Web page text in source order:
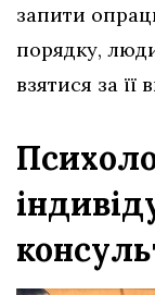
запити
порядку,
взятися за її